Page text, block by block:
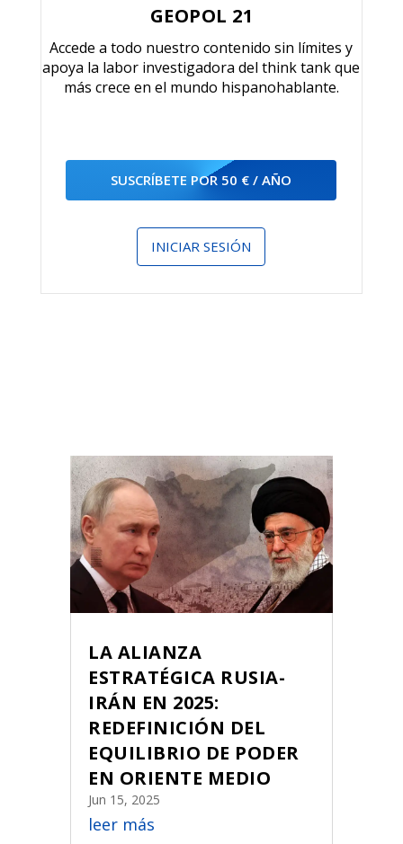
GEOPOL 21
Accede a todo nuestro contenido sin límites y
apoya la labor investigadora del think tank que
más crece en el mundo hispanohablante.
SUSCRÍBETE POR 50 € / AÑO
INICIAR SESIÓN
LA ALIANZA
ESTRATÉGICA RUSIA-
IRÁN EN 2025:
REDEFINICIÓN DEL
EQUILIBRIO DE PODER
EN ORIENTE MEDIO
Jun 15, 2025
leer más